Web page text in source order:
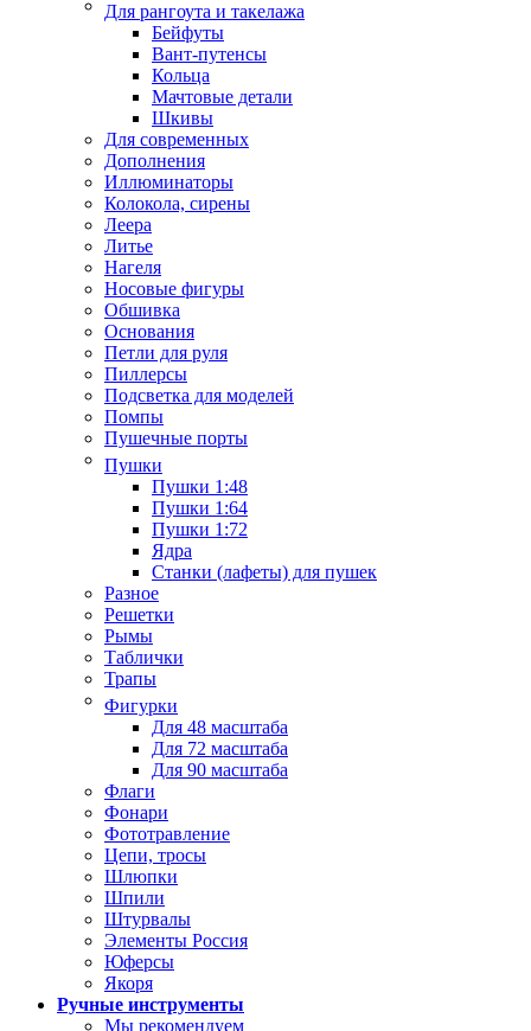
Для рангоута и такелажа
Бейфуты
Вант-путенсы
Кольца
Мачтовые детали
Шкивы
Для современных
Дополнения
Иллюминаторы
Колокола, сирены
Леера
Литье
Нагеля
Носовые фигуры
Обшивка
Основания
Петли для руля
Пиллерсы
Подсветка для моделей
Помпы
Пушечные порты
Пушки
Пушки 1:48
Пушки 1:64
Пушки 1:72
Ядра
Станки (лафеты) для пушек
Разное
Решетки
Рымы
Таблички
Трапы
Фигурки
Для 48 масштаба
Для 72 масштаба
Для 90 масштаба
Флаги
Фонари
Фототравление
Цепи, тросы
Шлюпки
Шпили
Штурвалы
Элементы Россия
Юферсы
Якоря
Ручные инструменты
Мы рекомендуем